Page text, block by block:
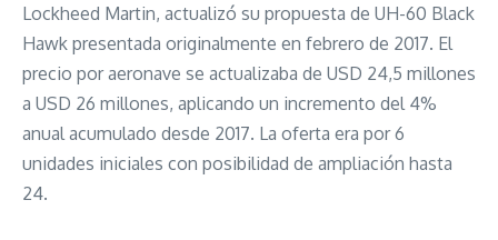
Lockheed Martin, actualizó su propuesta de UH-60 Black
Hawk presentada originalmente en febrero de 2017. El
precio por aeronave se actualizaba de USD 24,5 millones
a USD 26 millones, aplicando un incremento del 4%
anual acumulado desde 2017. La oferta era por 6
unidades iniciales con posibilidad de ampliación hasta
24.